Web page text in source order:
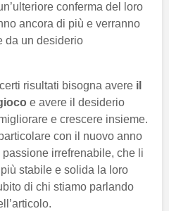
conferma del loro
ancora di più e verranno
da un desiderio
risultati bisogna avere il
e avere il desiderio
e crescere insieme.
con il nuovo anno
irrefrenabile, che li
stabile e solida la loro
di chi stiamo parlando